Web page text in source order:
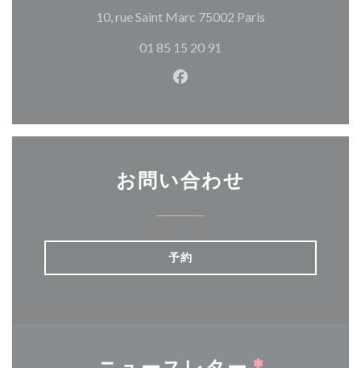
10, rue Saint Marc 75002 Paris
01 85 15 20 91
Facebook ((新しいウィン
お問い合わせ
予約